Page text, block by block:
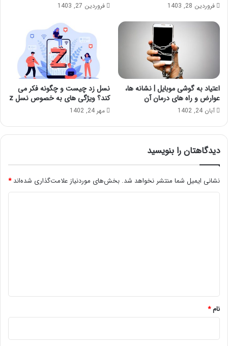
فروردین 28, 1403 فروردین 27, 1403
اعتیاد به گوشی موبایل | نشانه ها،
عوارض و راه های درمان آن
آبان 24, 1402
نسل زد چیست و چگونه فکر می
کند؟ ویژگی های به خصوص نسل z
مهر 24, 1402
دیدگاهتان را بنویسید
نشانی ایمیل شما منتشر نخواهد شد. بخش‌های موردنیاز علامت‌گذاری شده‌اند*
نام*